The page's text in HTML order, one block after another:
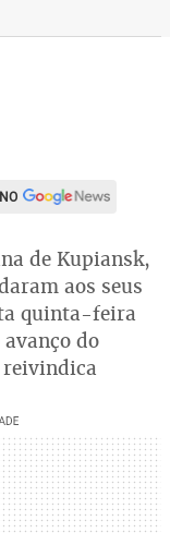
de Kupiansk,
aos seus
quinta-feira
do
reivindica